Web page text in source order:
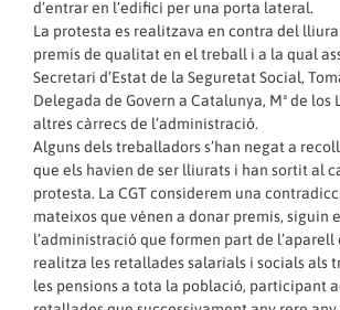
d’entrar en l’edifici per una porta lateral.
La protesta es realitzava en contra del
premis de qualitat en el treball i a la qual
Secretari d’Estat de la Seguretat Social,
Delegada de Govern a Catalunya, Mª de los
altres càrrecs de l’administració.
Alguns dels treballadors s’han negat a
que els havien de ser lliurats i han sortit al
protesta. La CGT considerem una
mateixos que vénen a donar premis, siguin
l’administració que formen part de l’aparell
realitza les retallades salarials i socials als
les pensions a tota la població, participant